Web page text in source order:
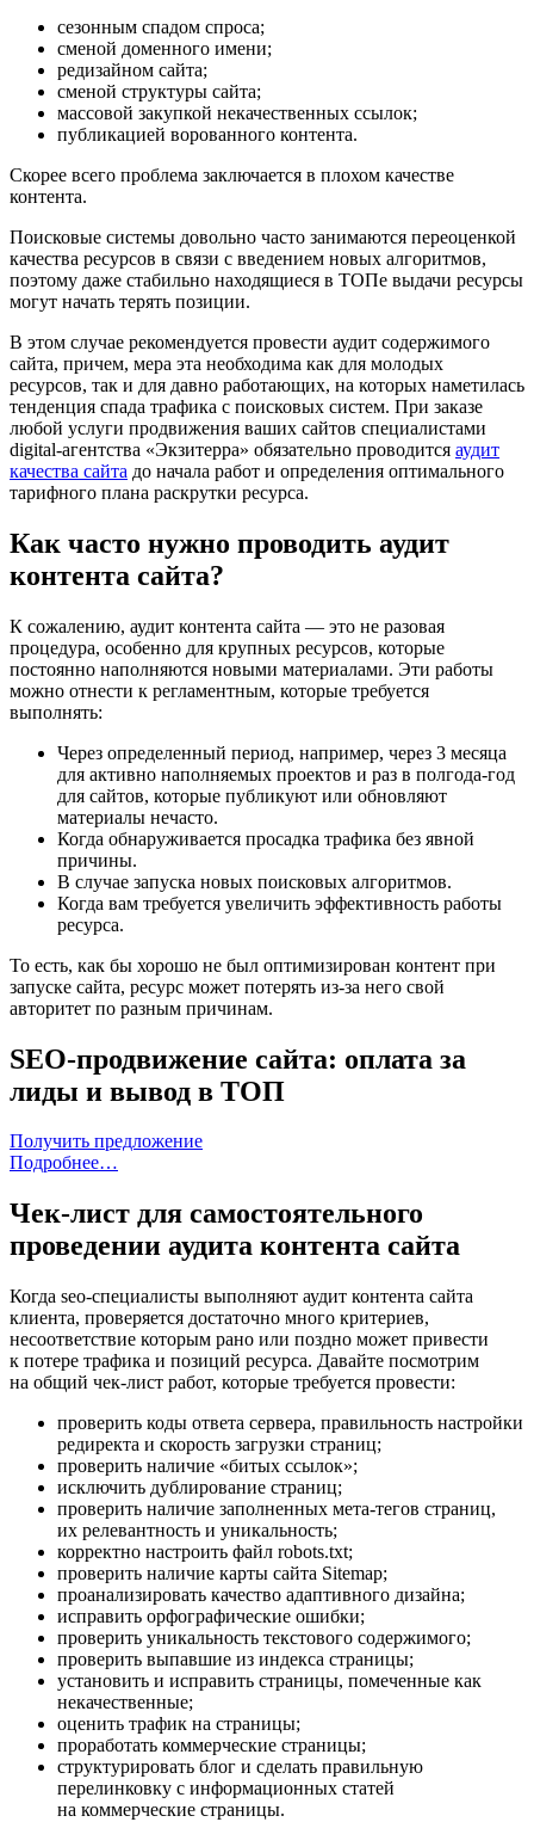
сезонным спадом спроса;
сменой доменного имени;
редизайном сайта;
сменой структуры сайта;
массовой закупкой некачественных ссылок;
публикацией ворованного контента.
Cкорее всего проблема заключается в плохом качестве
контента.
Поисковые системы довольно часто занимаются переоценкой
качества ресурсов в связи с введением новых алгоритмов,
поэтому даже стабильно находящиеся в ТОПе выдачи ресурсы
могут начать терять позиции.
В этом случае рекомендуется провести аудит содержимого
сайта, причем, мера эта необходима как для молодых
ресурсов, так и для давно работающих, на которых наметилась
тенденция спада трафика с поисковых систем. При заказе
любой услуги продвижения ваших сайтов специалистами
digital-агентства «Экзитерра» обязательно проводится аудит
качества сайта до начала работ и определения оптимального
тарифного плана раскрутки ресурса.
Как часто нужно проводить аудит
контента сайта?
К сожалению, аудит контента сайта — это не разовая
процедура, особенно для крупных ресурсов, которые
постоянно наполняются новыми материалами. Эти работы
можно отнести к регламентным, которые требуется
выполнять:
Через определенный период, например, через 3 месяца
для активно наполняемых проектов и раз в полгода-год
для сайтов, которые публикуют или обновляют
материалы нечасто.
Когда обнаруживается просадка трафика без явной
причины.
В случае запуска новых поисковых алгоритмов.
Когда вам требуется увеличить эффективность работы
ресурса.
То есть, как бы хорошо не был оптимизирован контент при
запуске сайта, ресурс может потерять из-за него свой
авторитет по разным причинам.
SEO-продвижение сайта: оплата за
лиды и вывод в ТОП
Получить предложение
Подробнее…
Чек-лист для самостоятельного
проведении аудита контента сайта
Когда seo-специалисты выполняют аудит контента сайта
клиента, проверяется достаточно много критериев,
несоответствие которым рано или поздно может привести
к потере трафика и позиций ресурса. Давайте посмотрим
на общий чек-лист работ, которые требуется провести:
проверить коды ответа сервера, правильность настройки
редиректа и скорость загрузки страниц;
проверить наличие «битых ссылок»;
исключить дублирование страниц;
проверить наличие заполненных мета-тегов страниц,
их релевантность и уникальность;
корректно настроить файл robots.txt;
проверить наличие карты сайта Sitemap;
проанализировать качество адаптивного дизайна;
исправить орфографические ошибки;
проверить уникальность текстового содержимого;
проверить выпавшие из индекса страницы;
установить и исправить страницы, помеченные как
некачественные;
оценить трафик на страницы;
проработать коммерческие страницы;
структурировать блог и сделать правильную
перелинковку с информационных статей
на коммерческие страницы.